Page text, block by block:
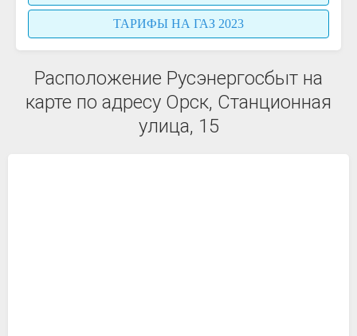
ТАРИФЫ НА ГАЗ 2023
Расположение Русэнергосбыт на
карте по адресу Орск, Станционная
улица, 15